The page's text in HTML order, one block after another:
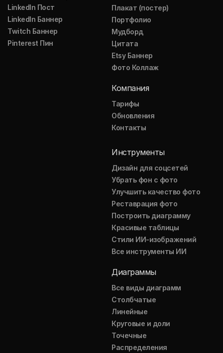
LinkedIn Пост
LinkedIn Баннер
Twitch Баннер
Pinterest Пин
Плакат (постер)
Портфолио
Мудборд
Цитата
Etsy Баннер
Фото Коллаж
Компания
Тарифы
Обновления
Контакты
Инструменты
Дизайн для соцсетей
Убрать фон с фото
Улучшить качество фото
Реставрация фото
Построить диаграмму
Красивые таблицы
Стили ИИ-изображений
Все инструменты ИИ
Диаграммы
Все виды диаграмм
Столбчатые
Линейные
Круговые и доли
Точечные
Распределения